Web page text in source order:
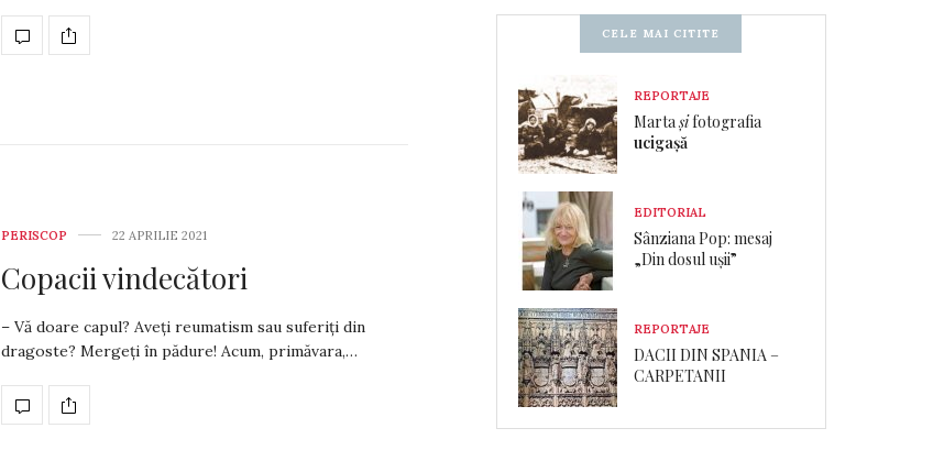
PERISCOP 22 APRILIE 2021
Copacii vindecători
– Vă doare capul? Aveți reumatism sau suferiți din
dragoste? Mer­geți în pădure! Acum, primăvara,…
CELE MAI CITITE
REPORTAJE
Martașifotografia
ucigașă
EDITORIAL
Sânziana Pop: mesaj
„Din dosul ușii”
REPORTAJE
DACII DIN SPANIA –
CARPETANII